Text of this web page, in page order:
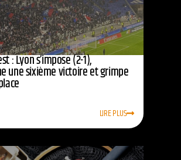
: Lyon s’impose (2-1),
une sixième victoire et grimpe
LIRE PLUS